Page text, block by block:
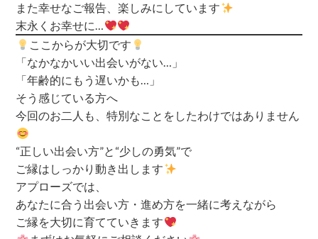
また幸せなご報告、楽しみにしています
末永くお幸せに…
ここからが大切です
「なかなかいい出会いがない…」
「年齢的にもう遅いかも…」
そう感じている方へ
今回のお二人も、特別なことをしたわけではありません
“正しい出会い方”と“少しの勇気”で
ご縁はしっかり動き出します
アプローズでは、
あなたに合う出会い方・進め方を一緒に考えながら
ご縁を大切に育てていきます